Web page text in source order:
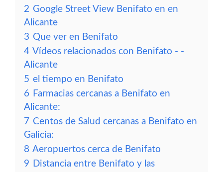
2 Google Street View Benifato en en
Alicante
3 Que ver en Benifato
4 Vídeos relacionados con Benifato - -
Alicante
5 el tiempo en Benifato
6 Farmacias cercanas a Benifato en
Alicante:
7 Centos de Salud cercanas a Benifato en
Galicia:
8 Aeropuertos cerca de Benifato
9 Distancia entre Benifato y las